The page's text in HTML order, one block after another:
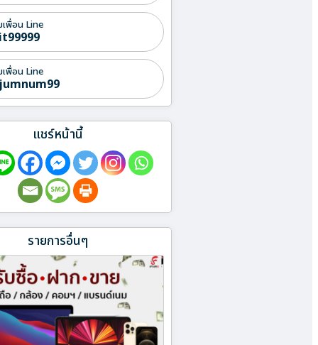
เพื่อน Line
เพื่อน Line
แชร์หน้านี้
รายการอื่นๆ